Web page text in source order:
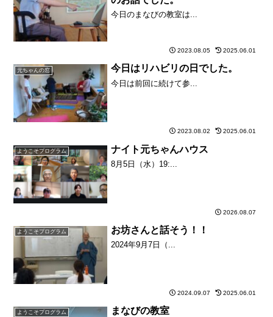
今日のまなびの教室は...
2023.08.05 2025.06.01
元ちゃんの窓 今日はリハビリの日でした。
今日は前回に続けて参...
2023.08.02 2025.06.01
ようこそプログラム ナイト元ちゃんハウス
8月5日（水）19:...
2026.08.07
ようこそプログラム お坊さんと話そう！！
2024年9月7日（...
2024.09.07 2025.06.01
ようこそプログラム まなびの教室